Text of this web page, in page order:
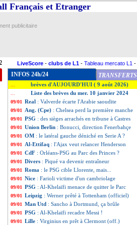
Français et Etranger
publicitaire
LiveScore - clubs de L1 - Tableau mercato L1 -
INFOS 24h/24 TRANSFERTS
brèves d'AUJOURD'HUI ( 9 août 2026)
Liste des brèves du mer. 10 janvier 2024
09/01 Real : Valverde écarte l'Arabie saoudite
09/01 Ang. (Cpe) : Chelsea perd la première manche
09/01 PSG : des sièges arrachés en tribune à Castres
09/01 Union Berlin : Bonucci, direction Fenerbahçe
09/01 OM : le latéral gauche déniché en Serie A ?
09/01 Al-Ettifaq : l'Ajax veut relancer Henderson
09/01 CdF : Orléans-PSG au Parc des Princes ?
09/01 Divers : Piqué va devenir entraîneur
09/01 Roma : le PSG cible Llorente, mais...
09/01 Nice : Farioli victime d'un cambriolage
09/01 PSG : Al-Khelaïfi menace de quitter le Parc
09/01 Leipzig : Werner prêté à Tottenham (officiel)
09/01 Man Utd : Sancho à Dortmund, ça brûle
09/01 PSG : Al-Khelaïfi recadre Messi !
09/01 Lille : Virginius en prêt à Clermont (off.)